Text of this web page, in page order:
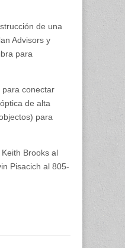
de una
Advisors y
para
para conectar
de alta
para
Brooks al
Pisacich al 805-